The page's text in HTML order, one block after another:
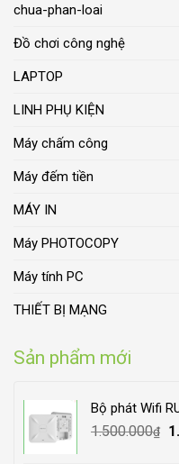
chua-phan-loai
Đồ chơi công nghệ
LAPTOP
LINH PHỤ KIỆN
Máy chấm công
Máy đếm tiền
MÁY IN
Máy PHOTOCOPY
Máy tính PC
THIẾT BỊ MẠNG
Sản phẩm mới
Bộ phát Wifi
1.500.000₫